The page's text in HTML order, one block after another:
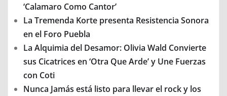
‘Calamaro Como Cantor’
La Tremenda Korte presenta Resistencia Sonora
en el Foro Puebla
La Alquimia del Desamor: Olivia Wald Convierte
sus Cicatrices en ‘Otra Que Arde’ y Une Fuerzas
con Coti
Nunca Jamás está listo para llevar el rock y los